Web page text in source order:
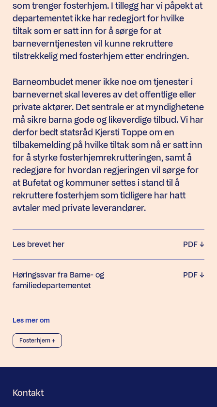
som trenger fosterhjem. I tillegg har vi påpekt at
departementet ikke har redegjort for hvilke
tiltak som er satt inn for å sørge for at
barneverntjenesten vil kunne rekruttere
tilstrekkelig med fosterhjem etter endringen.
Barneombudet mener ikke noe om tjenester i
barnevernet skal leveres av det offentlige eller
private aktører. Det sentrale er at myndighetene
må sikre barna gode og likeverdige tilbud. Vi har
derfor bedt statsråd Kjersti Toppe om en
tilbakemelding på hvilke tiltak som nå er satt inn
for å styrke fosterhjemrekrutteringen, samt å
redegjøre for hvordan regjeringen vil sørge for
at Bufetat og kommuner settes i stand til å
rekruttere fosterhjem som tidligere har hatt
avtaler med private leverandører.
Les brevet her PDF
Høringssvar fra Barne- og
familiedepartementet
PDF
Les mer om
Fosterhjem +
Kontakt